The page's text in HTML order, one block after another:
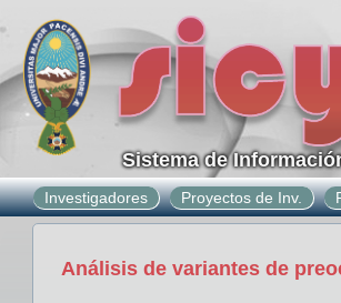
Sistema de
Investigadores Proyectos de Inv.
Análisis de variantes de